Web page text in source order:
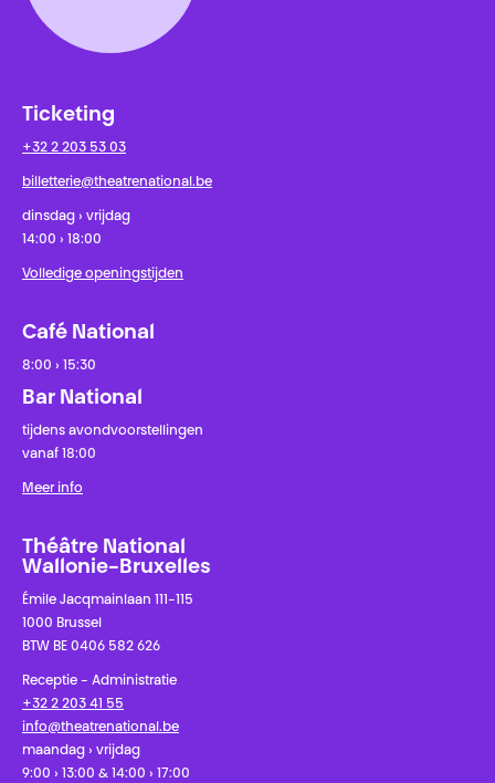
Ticketing
+32 2 203 53 03
billetterie@theatrenational.be
dinsdag › vrijdag
14:00 › 18:00
Volledige openingstijden
Café National
8:00 › 15:30
Bar National
tijdens avondvoorstellingen
vanaf 18:00
Meer info
Théâtre National
Wallonie-Bruxelles
Émile Jacqmainlaan 111-115
1000 Brussel
BTW BE 0406 582 626
Receptie - Administratie
+32 2 203 41 55
info@theatrenational.be
maandag › vrijdag
9:00 › 13:00 & 14:00 › 17:00